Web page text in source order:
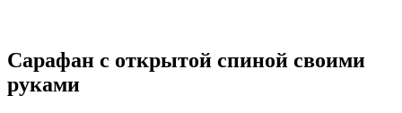
Сарафан с открытой спиной своими
руками